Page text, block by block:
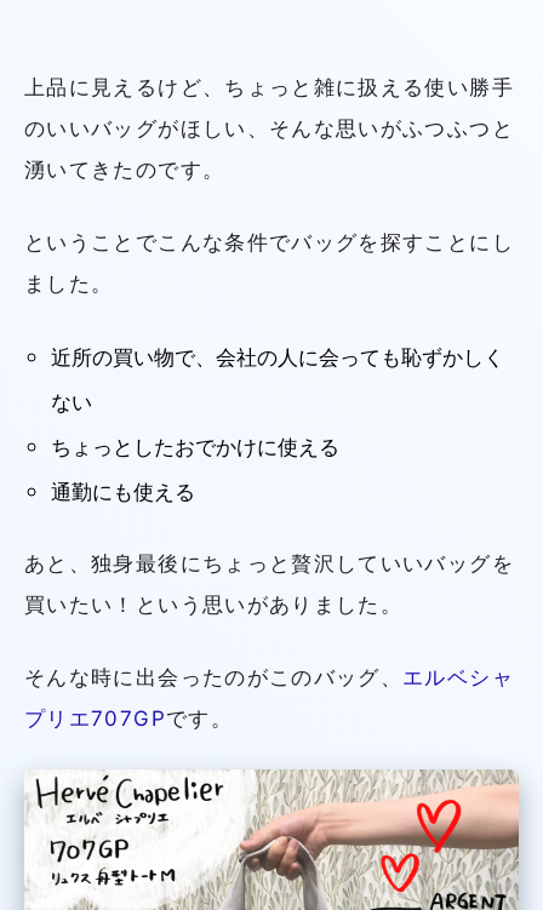
上品に見えるけど、ちょっと雑に扱える使い勝手
のいいバッグがほしい、そんな思いがふつふつと
湧いてきたのです。
ということでこんな条件でバッグを探すことにし
ました。
近所の買い物で、会社の人に会っても恥ずかしく
ない
ちょっとしたおでかけに使える
通勤にも使える
あと、独身最後にちょっと贅沢していいバッグを
買いたい！という思いがありました。
そんな時に出会ったのがこのバッグ、 エルベシャ
プリエ707GPです。